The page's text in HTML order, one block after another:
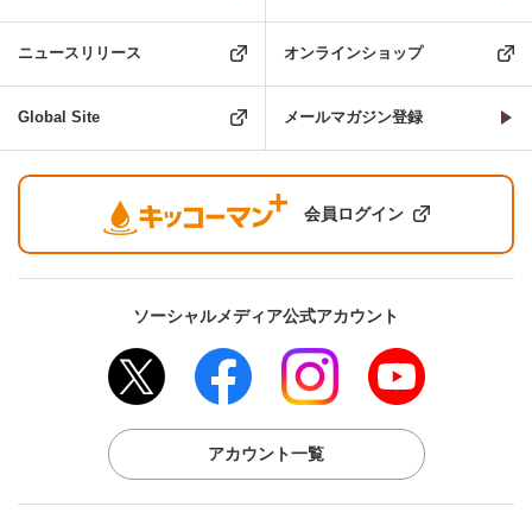
ニュースリリース オンラインショップ
Global Site メールマガジン登録
会員ログイン
ソーシャルメディア公式アカウント
アカウント一覧